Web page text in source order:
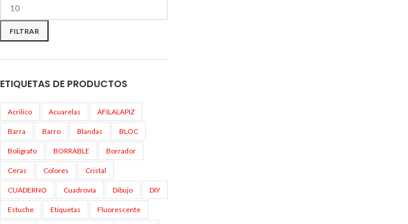
FILTRAR
ETIQUETAS DE PRODUCTOS
Acrilico Acuarelas AFILALAPIZ
Barra Barro Blandas BLOC
Boligrafo BORRABLE Borrador
Ceras Colores Cristal
CUADERNO Cuadrovía Dibujo DIY
Estuche Etiquetas Fluorescente